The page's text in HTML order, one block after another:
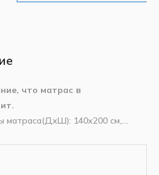
что матрас в
матраса(ДxШ): 140x200 см,